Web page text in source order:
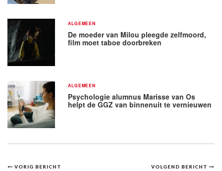
ALGEMEEN
De moeder van Milou pleegde zelfmoord,
film moet taboe doorbreken
ALGEMEEN
Psychologie alumnus Marisse van Os
helpt de GGZ van binnenuit te vernieuwen
VOLGEND BERICHT
VORIG BERICHT